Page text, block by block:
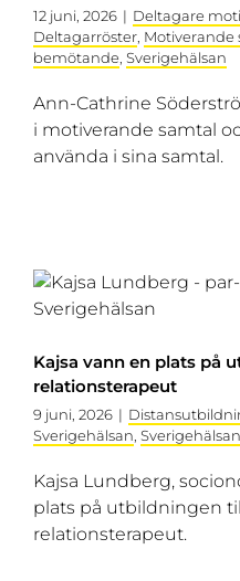
12 juni, 2026 | Deltagare
Deltagarröster, Motiverande
bemötande, Sverigehälsan
Ann-Cathrine
i motiverande samtal
använda i sina samtal.
Kajsa vann en plats på
relationsterapeut
9 juni, 2026 |
Sverigehälsan, Sverigehälsan
Kajsa Lundberg,
plats på utbildningen
relationsterapeut.